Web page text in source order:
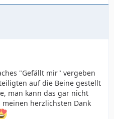
"Gefällt mir" vergeben
auf die Beine gestellt
man kann das gar nicht
herzlichsten Dank